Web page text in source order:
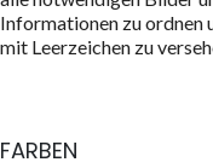
Informationen zu ordnen
mit Leerzeichen zu
FARBEN